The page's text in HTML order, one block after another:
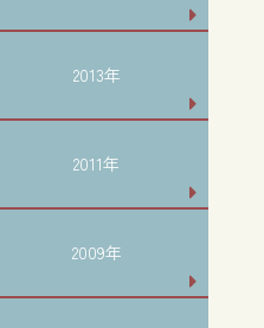
2013年
2011年
2009年